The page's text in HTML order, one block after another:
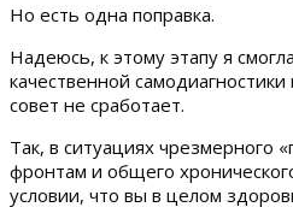
Но есть одна поправка.
Надеюсь, к этому этапу я
качественной
совет не сработает.
Так, в ситуациях чрезмерного
фронтам и общего
условии, что вы в целом